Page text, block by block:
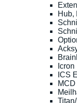
Hub,
Icron
ICS